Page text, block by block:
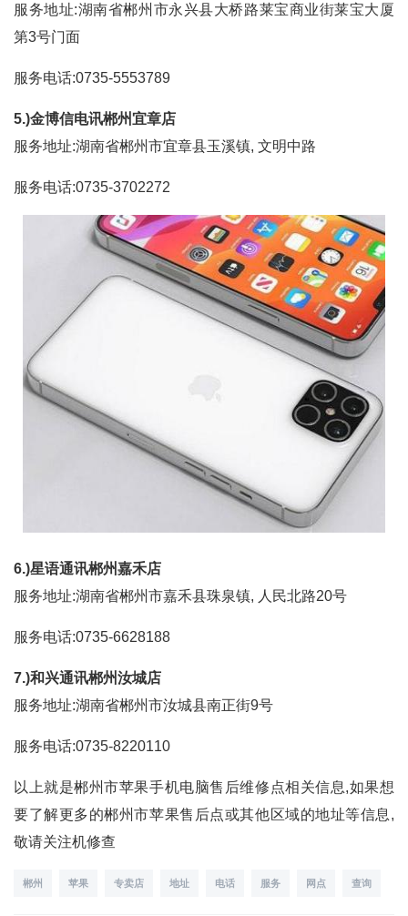
服务地址:湖南省郴州市永兴县大桥路莱宝商业街莱宝大厦
第3号门面
服务电话:0735-5553789
5.)金博信电讯郴州宜章店
服务地址:湖南省郴州市宜章县玉溪镇, 文明中路
服务电话:0735-3702272
6.)星语通讯郴州嘉禾店
服务地址:湖南省郴州市嘉禾县珠泉镇, 人民北路20号
服务电话:0735-6628188
7.)和兴通讯郴州汝城店
服务地址:湖南省郴州市汝城县南正街9号
服务电话:0735-8220110
以上就是郴州市苹果手机电脑售后维修点相关信息,如果想
要了解更多的郴州市苹果售后点或其他区域的地址等信息,
敬请关注机修查
郴州 苹果 专卖店 地址 电话 服务 网点 查询